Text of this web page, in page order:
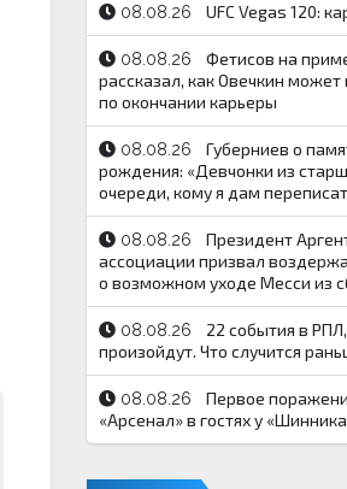
08.08.26 UFC Vegas 120:
08.08.26
Фетисов на
рассказал, как Овечкин может
по окончании карьеры
08.08.26
Губерниев о
рождения: «Девчонки из
очереди, кому я дам
08.08.26
Президент
ассоциации призвал
о возможном уходе Месси из
08.08.26
22 события в
произойдут. Что случится
08.08.26
Первое
«Арсенал» в гостях у